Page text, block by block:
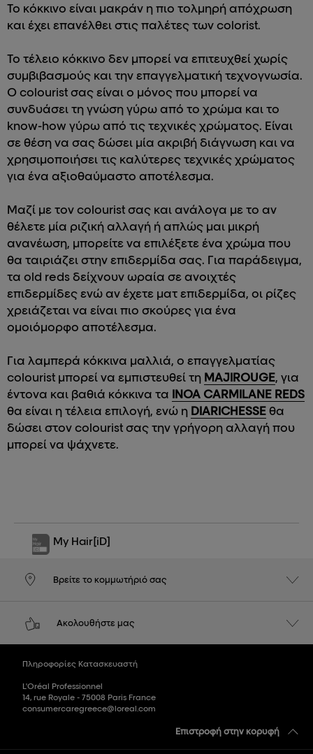
Το κόκκινο είναι μακράν η πιο τολμηρή απόχρωση
και έχει επανέλθει στις παλέτες των colorist.
Το τέλειο κόκκινο δεν μπορεί να επιτευχθεί χωρίς
συμβιβασμούς και την επαγγελματική τεχνογνωσία.
Ο colourist σας είναι ο μόνος που μπορεί να
συνδυάσει τη γνώση γύρω από το χρώμα και το
know-how γύρω από τις τεχνικές χρώματος. Είναι
σε θέση να σας δώσει μία ακριβή διάγνωση και να
χρησιμοποιήσει τις καλύτερες τεχνικές χρώματος
για ένα αξιοθαύμαστο αποτέλεσμα.
Μαζί με τον colourist σας και ανάλογα με το αν
θέλετε μία ριζική αλλαγή ή απλώς μαι μικρή
ανανέωση, μπορείτε να επιλέξετε ένα χρώμα που
θα ταιριάζει στην επιδερμίδα σας. Για παράδειγμα,
τα old reds δείχνουν ωραία σε ανοιχτές
επιδερμίδες ενώ αν έχετε ματ επιδερμίδα, οι ρίζες
χρειάζεται να είναι πιο σκούρες για ένα
ομοιόμορφο αποτέλεσμα.
Για λαμπερά κόκκινα μαλλιά, ο επαγγελματίας
colourist μπορεί να εμπιστευθεί τη MAJIROUGE, για
έντονα και βαθιά κόκκινα τα INOA CARMILANE REDS
θα είναι η τέλεια επιλογή, ενώ η DIARICHESSE θα
δώσει στον colourist σας την γρήγορη αλλαγή που
μπορεί να ψάχνετε.
My Hair[iD]
Βρείτε το κομμωτήριό σας
Ακολουθήστε μας
Πληροφορίες Κατασκευαστή
L'Oréal Professionnel
14, rue Royale - 75008 Paris France
consumercaregreece@loreal.com
Επιστροφή στην κορυφή